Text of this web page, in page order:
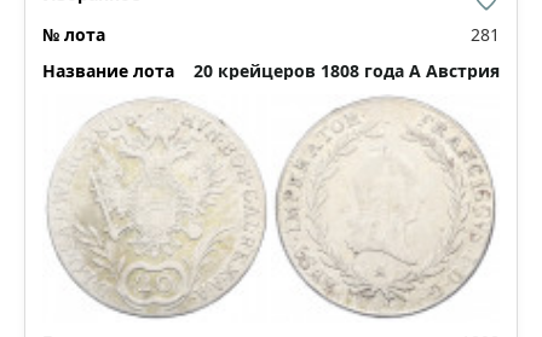
281
20 крейцеров 1808 года A Австрия